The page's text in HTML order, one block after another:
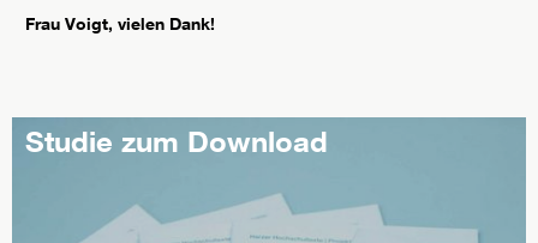
Frau Voigt, vielen Dank!
Studie zum Download